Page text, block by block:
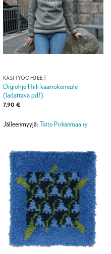
KÄSITYÖOHJEET
Digiohje Hiili kaarrokeneule
(ladattava pdf)
7,90 €
Jälleenmyyjä: Taito Pirkanmaa ry